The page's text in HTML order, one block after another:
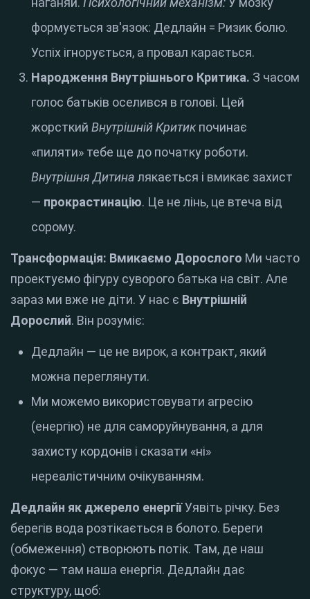
формується зв'язок: Дедлайн = Ризик болю.
Успіх ігнорується, а провал карається.
Народження Внутрішнього Критика. З часом
голос батьків оселився в голові. Цей
жорсткий Внутрішній Критикпочинає
«пиляти» тебе ще до початку роботи.
Внутрішня Дитина лякається і вмикає захист
— прокрастинацію. Це не лінь, це втеча від
сорому.
Трансформація: Вмикаємо Дорослого Ми часто
проектуємо фігуру суворого батька на світ. Але
зараз ми вже не діти. У нас є Внутрішній
Дорослий. Він розуміє:
Дедлайн — це не вирок, а контракт, який
можна переглянути.
Ми можемо використовувати агресію
(енергію) не для саморуйнування, а для
захисту кордонів і сказати «ні»
нереалістичним очікуванням.
Дедлайн як джерело енергіїУявіть річку. Без
берегів вода розтікається в болото. Береги
(обмеження) створюють потік. Там, де наш
фокус — там наша енергія. Дедлайн дає
структуру, щоб: